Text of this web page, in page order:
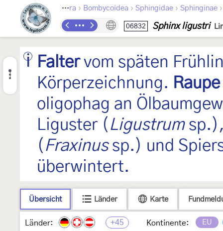
Lepidoptera › Bombycoidea › Sphingidae › Sphinginae
06832 Sphinx ligustri
Faltervom späten
Körperzeichnung. Raupe
oligophag an
Liguster ( Ligustrum
( Fraxinussp.) und
überwintert.
Übersicht Länder Karte
Länder: +45 Kontinente: EU